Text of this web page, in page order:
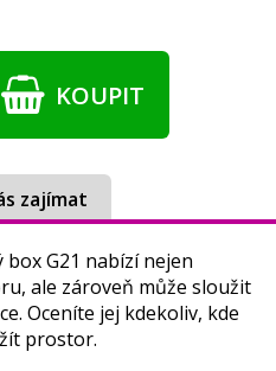
KOUPIT
zajímat
G21 nabízí nejen
ale zároveň může sloužit
Oceníte jej kdekoliv, kde
prostor.